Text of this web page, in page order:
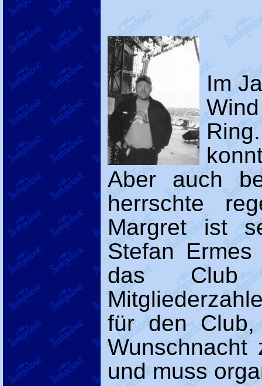
Im
Aber auch
herrschte
Margret ist
Stefan
das Club
für den
und muss